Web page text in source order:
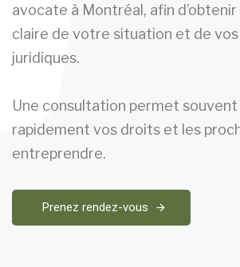
avocate à Montréal, afin d’obtenir
claire de votre situation et de
juridiques.
Une consultation permet
rapidement vos droits et les
entreprendre.
Prenez rendez-vous